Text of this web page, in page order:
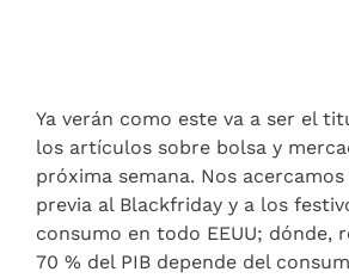
Ya verán como este va a ser el
los artículos sobre bolsa y
próxima semana. Nos
previa al Blackfriday y a los
consumo en todo EEUU; dónde,
70 % del PIB depende del